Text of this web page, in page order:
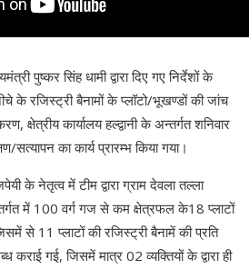
पुष्कर सिंह धामी द्वारा दिए गए निर्देशों के
के रजिस्ट्री बैनामों के प्लॉटो/भूखण्डों की जांच
क्षेत्रीय कार्यालय हल्द्वानी के अन्तर्गत शनिवार
सत्यापन का कार्य प्रारम्भ किया गया।
के नेतृत्व में टीम द्वारा ग्राम देवला तल्ला
में 100 वर्ग गज से कम क्षेत्रफल के18 प्लाटों
से 11 प्लाटों की रजिस्ट्री बैनामें की प्रति
कराई गई, जिसमें मात्र 02 व्यक्तियों के द्वारा ही